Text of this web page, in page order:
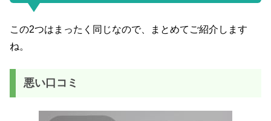
この2つはまったく同じなので、まとめてご紹介します
ね。
悪い口コミ